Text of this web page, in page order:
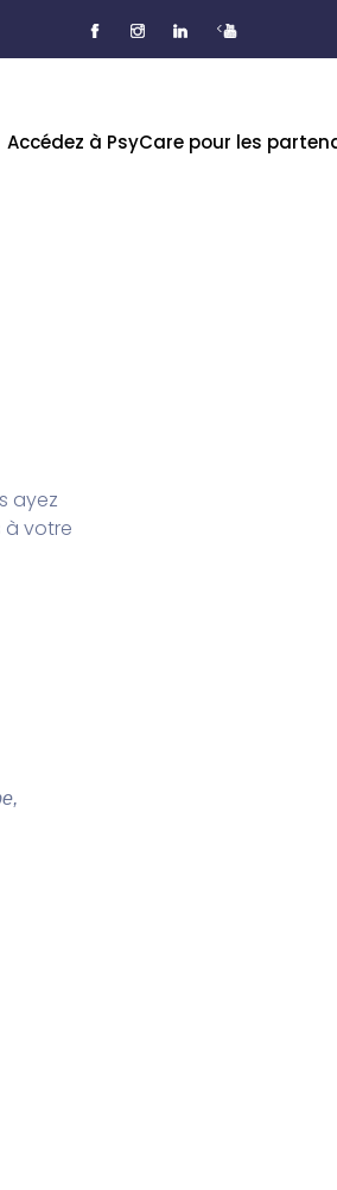
<
Accédez à PsyCare pour les
ayez
à votre